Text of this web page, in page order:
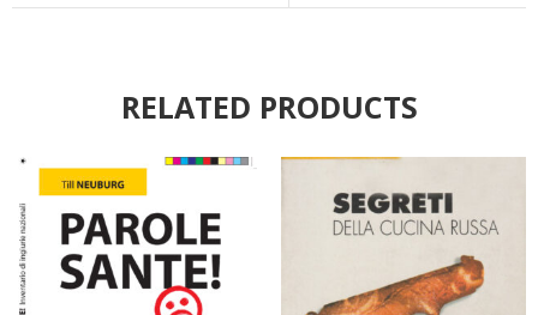
RELATED PRODUCTS